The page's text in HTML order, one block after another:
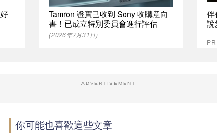
Tamron 證實已收到 Sony 收購意向
書！已成立特別委員會進行評估
(2026年7月31日)
伴
說
ADVERTISEMENT
你可能也喜歡這些文章